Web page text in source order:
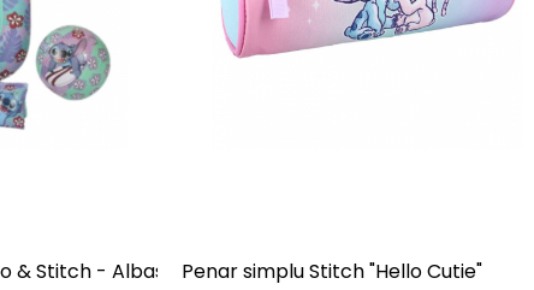
& Stitch - AlbastruPenar simplu Stitch "Hello Cutie"